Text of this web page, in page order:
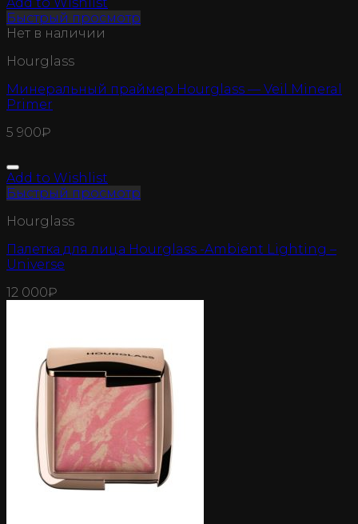
Add to Wishlist
Быстрый просмотр
Нет в наличии
Hourglass
Минеральный праймер Hourglass — Veil Mineral
Primer
5 900₽
Add to Wishlist
Быстрый просмотр
Hourglass
Палетка для лица Hourglass -Ambient Lighting –
Universe
12 000₽